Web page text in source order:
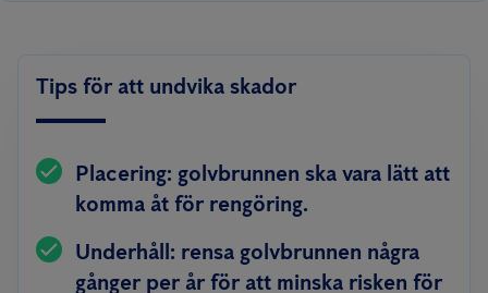
Tips för att undvika skador
Placering: golvbrunnen ska vara lätt att
komma åt för rengöring.
Underhåll: rensa golvbrunnen några
gånger per år för att minska risken för